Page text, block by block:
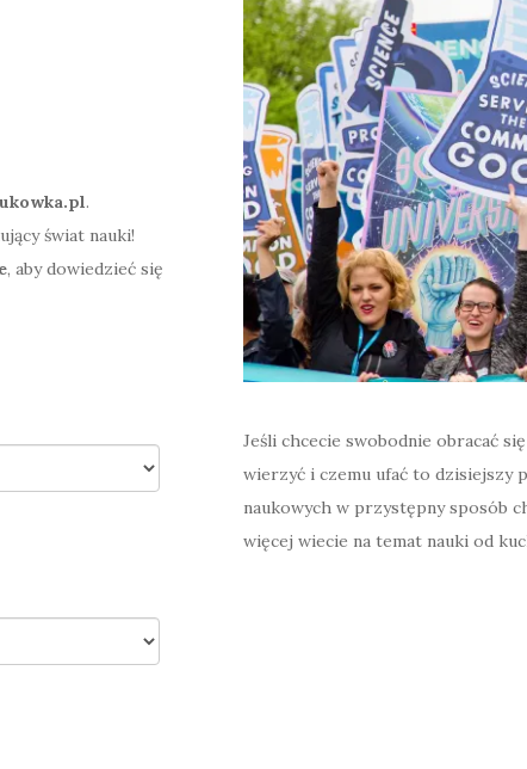
Jeśli chcecie swobodnie obracać
wierzyć i czemu ufać to dzisiejszy
naukowych w przystępny sposób
więcej wiecie na temat nauki od
.
świat nauki!
, aby dowiedzieć się